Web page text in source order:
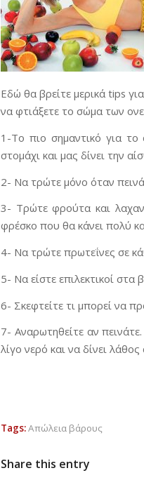
Εδώ θα βρείτε μερικά tips
να φτιάξετε το σώμα των
1-Το πιο σημαντικό για
στομάχι και μας δίνει την
2- Να τρώτε μόνο όταν
3- Τρώτε φρούτα και
φρέσκο που θα κάνει πολύ
4- Να τρώτε πρωτεΐνες σε
5- Να είστε επιλεκτικοί στα
6- Σκεφτείτε τι μπορεί να
7- Αναρωτηθείτε αν
λίγο νερό και να δίνει λάθος
Tags:Απώλεια βάρους
Share this entry